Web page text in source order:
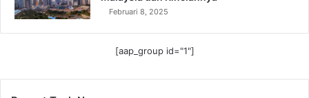
Februari 8, 2025
[aap_group id="1"]